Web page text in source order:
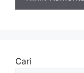
Cari